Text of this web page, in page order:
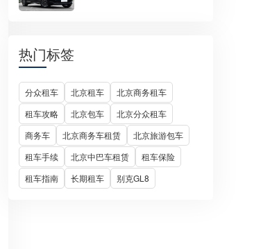
热门标签
分众租车 北京租车
北京商务租车
租车攻略
北京包车
北京分众租车
商务车
北京商务车租赁
北京旅游包车
租车手续
北京中巴车租赁
租车保险
租车指南
长期租车 别克GL8